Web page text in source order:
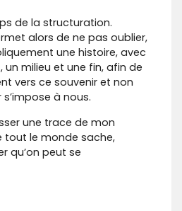
de la structuration.
alors de ne pas oublier,
une histoire, avec
milieu et une fin, afin de
vers ce souvenir et non
à nous.
une trace de mon
tout le monde sache,
qu’on peut se